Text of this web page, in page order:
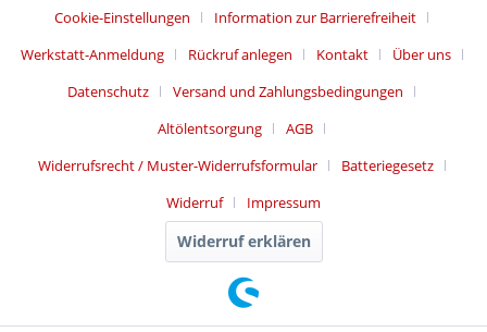
Cookie-Einstellungen
Information zur Barrierefreiheit
Werkstatt-Anmeldung
Rückruf anlegen Kontakt
Über uns
Datenschutz
Versand und Zahlungsbedingungen
Altölentsorgung
AGB
Widerrufsrecht / Muster-Widerrufsformular
Batteriegesetz
Widerruf
Impressum
Widerruf erklären